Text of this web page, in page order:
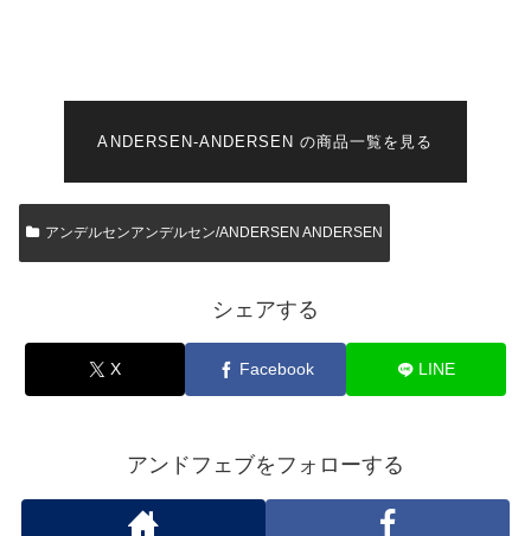
ANDERSEN-ANDERSEN の商品一覧を見る
アンデルセンアンデルセン/ANDERSEN ANDERSEN
シェアする
X Facebook LINE
アンドフェブをフォローする